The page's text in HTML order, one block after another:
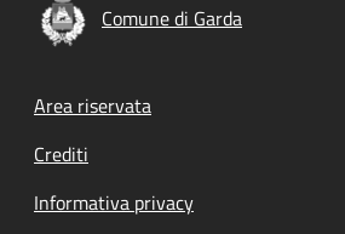
Comune di Garda
Footer menu
Area riservata
Crediti
Informativa privacy